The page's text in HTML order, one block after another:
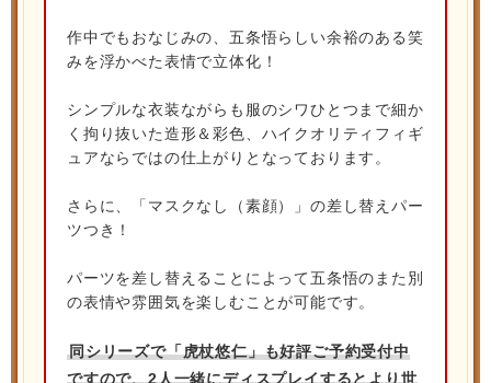
作中でもおなじみの、五条悟らしい余裕のある笑
みを浮かべた表情で立体化！
シンプルな衣装ながらも服のシワひとつまで細か
く拘り抜いた造形＆彩色、ハイクオリティフィギ
ュアならではの仕上がりとなっております。
さらに、「マスクなし（素顔）」の差し替えパー
ツつき！
パーツを差し替えることによって五条悟のまた別
の表情や雰囲気を楽しむことが可能です。
同シリーズで「虎杖悠仁」も好評ご予約受付中
ですので、2人一緒にディスプレイするとより世